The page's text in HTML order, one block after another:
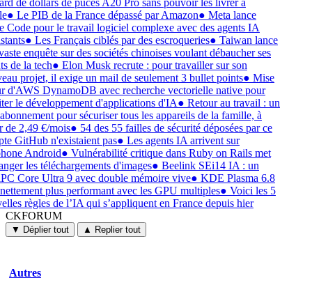
de dollars de puces A20 Pro sans pouvoir les livrer à
●Le PIB de la France dépassé par Amazon●Meta lance
Code pour le travail logiciel complexe avec des agents IA
●Les Français ciblés par des escroqueries●Taiwan lance
enquête sur des sociétés chinoises voulant débaucher ses
de la tech●Elon Musk recrute : pour travailler sur son
projet, il exige un mail de seulement 3 bullet points●Mise
d'AWS DynamoDB avec recherche vectorielle native pour
le développement d'applications d'IA●Retour au travail : un
pour sécuriser tous les appareils de la famille, à
de 2,49 €/mois●54 des 55 failles de sécurité déposées par ce
GitHub n'existaient pas●Les agents IA arrivent sur
Android●Vulnérabilité critique dans Ruby on Rails met
les téléchargements d'images●Beelink SEi14 IA : un
Core Ultra 9 avec double mémoire vive●KDE Plasma 6.8
plus performant avec les GPU multiples●Voici les 5
règles de l’IA qui s’appliquent en France depuis hier
CKFORUM
CKFORUM
Forums
discussions
▼ Déplier tout ▲ Replier tout
Autres